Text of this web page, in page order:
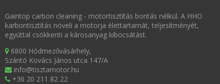
Gaintop carbon cleaning - motortisztítás bontás nélkül. A HHO
karbontisztítás növeli a motorja élettartamát, teljesítményét,
egyúttal csökkenti a károsanyag kibocsátást.
6800 Hódmezővásárhely,
Szántó Kovács János utca 147/A
info@tisztamotor.hu
+36 20 211 82 22